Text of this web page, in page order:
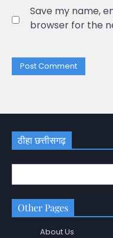
Save my name,
browser for the
ठीहा छत्तीसगढ़
Other Pages
About Us